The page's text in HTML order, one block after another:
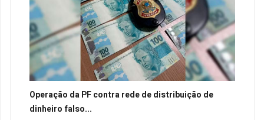
Operação da PF contra rede de distribuição de
dinheiro falso...